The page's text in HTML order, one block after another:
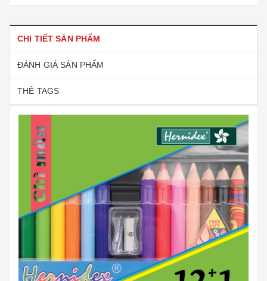
CHI TIẾT SẢN PHẨM
ĐÁNH GIÁ SẢN PHẨM
THẺ TAGS